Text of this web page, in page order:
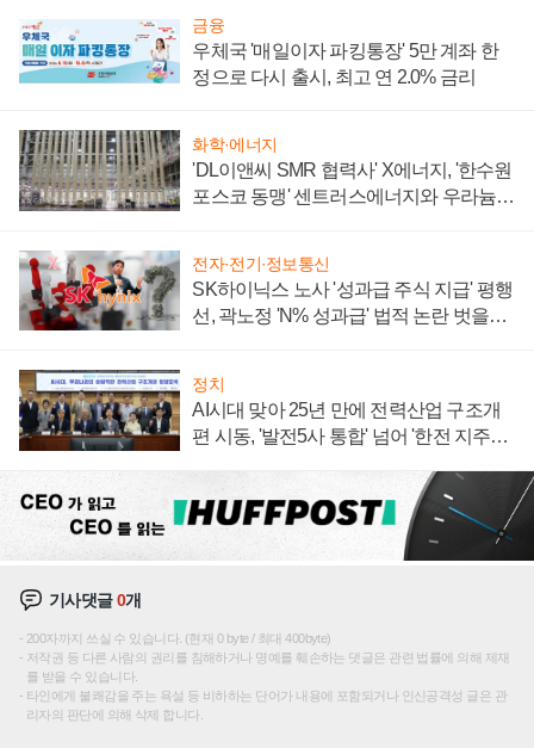
금융
우체국 '매일이자 파킹통장' 5만 계좌 한
정으로 다시 출시, 최고 연 2.0% 금리
화학·에너지
'DL이앤씨 SMR 협력사' X에너지, '한수원
포스코 동맹' 센트러스에너지와 우라늄
전자·전기·정보통신
SK하이닉스 노사 '성과급 주식 지급' 평행
선, 곽노정 'N% 성과급' 법적 논란 벗을지
정치
AI시대 맞아 25년 만에 전력산업 구조개
편 시동, '발전5사 통합' 넘어 '한전 지주사'
기사댓글0개
200자까지 쓰실 수 있습니다. (현재 0 byte / 최대 400byte)
저작권 등 다른 사람의 권리를 침해하거나 명예를 훼손하는 댓글은 관련 법률에 의해 제재
를 받을 수 있습니다.
타인에게 불쾌감을 주는 욕설 등 비하하는 단어가 내용에 포함되거나 인신공격성 글은 관
리자의 판단에 의해 삭제 합니다.